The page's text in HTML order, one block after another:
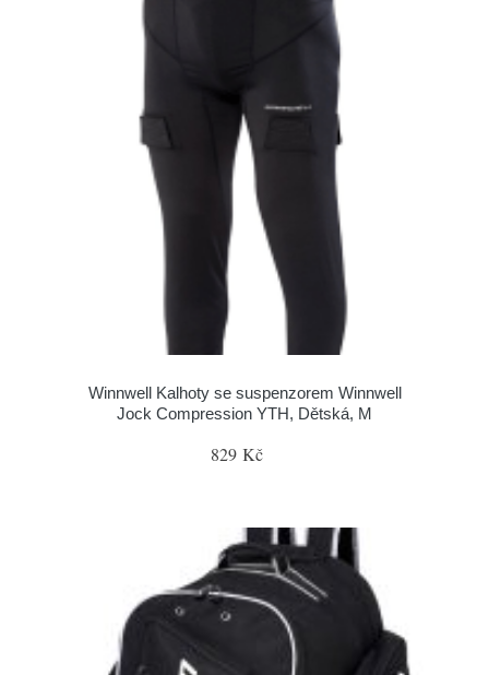
Winnwell Kalhoty se suspenzorem Winnwell
Jock Compression YTH, Dětská, M
829 Kč